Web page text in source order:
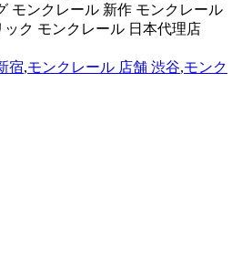
モンクレール 新作 モンクレール
ク モンクレール 日本代理店
宿,モンクレール 店舗 渋谷,モンク